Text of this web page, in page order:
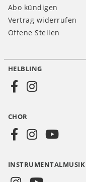
Abo kündigen
Vertrag widerrufen
Offene Stellen
Social
CH
HELBLING
CHOR
INSTRUMENTALMUSIK